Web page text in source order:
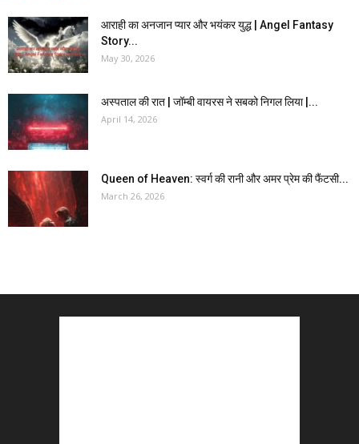
आराही का अनजान प्यार और भयंकर युद्ध | Angel Fantasy
Story...
May 30, 2026
अस्पताल की रात | जॉम्बी वायरस ने सबको निगल लिया |...
April 14, 2026
Queen of Heaven: स्वर्ग की रानी और अमर प्रेम की फैंटसी...
March 26, 2026